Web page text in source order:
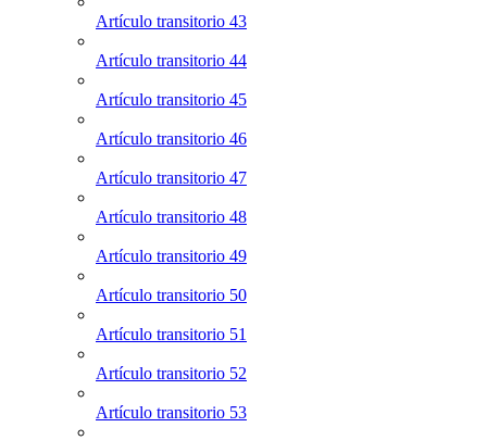
Artículo transitorio 43
Artículo transitorio 44
Artículo transitorio 45
Artículo transitorio 46
Artículo transitorio 47
Artículo transitorio 48
Artículo transitorio 49
Artículo transitorio 50
Artículo transitorio 51
Artículo transitorio 52
Artículo transitorio 53